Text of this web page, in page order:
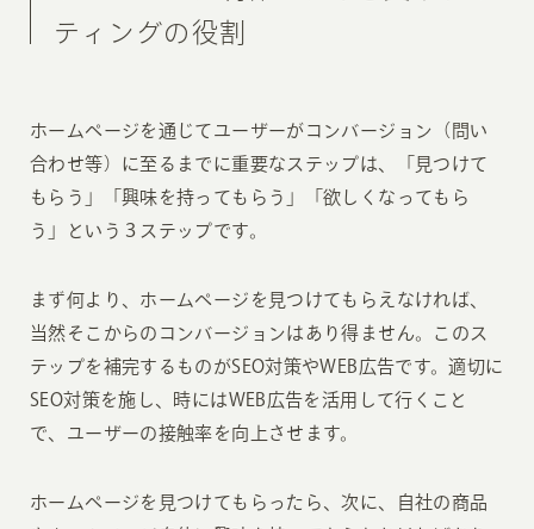
ティングの役割
ホームページを通じてユーザーがコンバージョン（問い
合わせ等）に至るまでに重要なステップは、「見つけて
もらう」「興味を持ってもらう」「欲しくなってもら
う」という３ステップです。
まず何より、ホームページを見つけてもらえなければ、
当然そこからのコンバージョンはあり得ません。このス
テップを補完するものがSEO対策やWEB広告です。適切に
SEO対策を施し、時にはWEB広告を活用して行くこと
で、ユーザーの接触率を向上させます。
ホームページを見つけてもらったら、次に、自社の商品